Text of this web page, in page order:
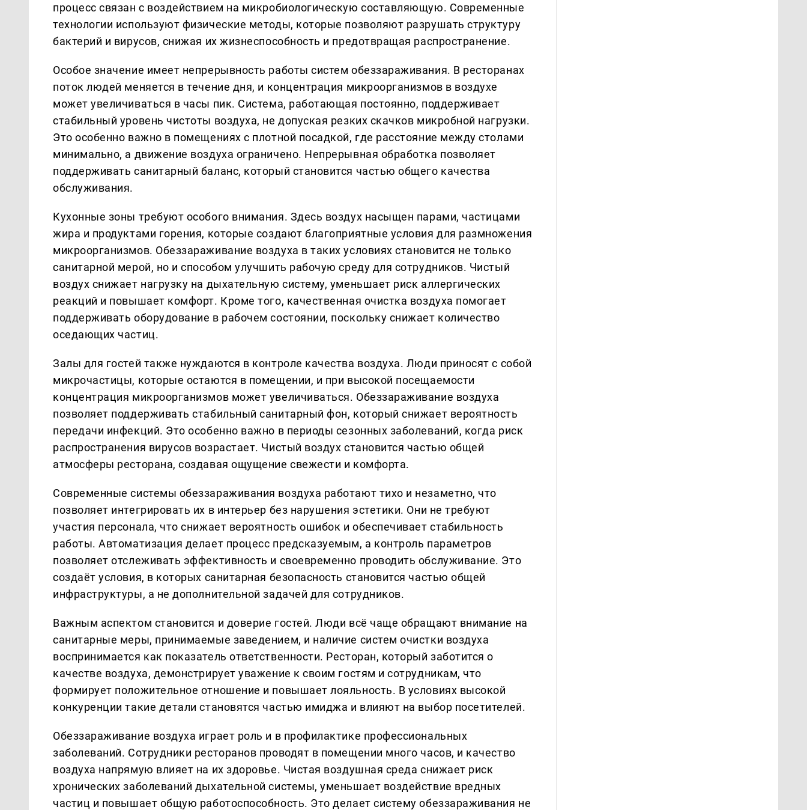
процесс связан с воздействием на микробиологическую составляющую. Современные
технологии используют физические методы, которые позволяют разрушать структуру
бактерий и вирусов, снижая их жизнеспособность и предотвращая распространение.
Особое значение имеет непрерывность работы систем обеззараживания. В ресторанах
поток людей меняется в течение дня, и концентрация микроорганизмов в воздухе
может увеличиваться в часы пик. Система, работающая постоянно, поддерживает
стабильный уровень чистоты воздуха, не допуская резких скачков микробной нагрузки.
Это особенно важно в помещениях с плотной посадкой, где расстояние между столами
минимально, а движение воздуха ограничено. Непрерывная обработка позволяет
поддерживать санитарный баланс, который становится частью общего качества
обслуживания.
Кухонные зоны требуют особого внимания. Здесь воздух насыщен парами, частицами
жира и продуктами горения, которые создают благоприятные условия для размножения
микроорганизмов. Обеззараживание воздуха в таких условиях становится не только
санитарной мерой, но и способом улучшить рабочую среду для сотрудников. Чистый
воздух снижает нагрузку на дыхательную систему, уменьшает риск аллергических
реакций и повышает комфорт. Кроме того, качественная очистка воздуха помогает
поддерживать оборудование в рабочем состоянии, поскольку снижает количество
оседающих частиц.
Залы для гостей также нуждаются в контроле качества воздуха. Люди приносят с собой
микрочастицы, которые остаются в помещении, и при высокой посещаемости
концентрация микроорганизмов может увеличиваться. Обеззараживание воздуха
позволяет поддерживать стабильный санитарный фон, который снижает вероятность
передачи инфекций. Это особенно важно в периоды сезонных заболеваний, когда риск
распространения вирусов возрастает. Чистый воздух становится частью общей
атмосферы ресторана, создавая ощущение свежести и комфорта.
Современные системы обеззараживания воздуха работают тихо и незаметно, что
позволяет интегрировать их в интерьер без нарушения эстетики. Они не требуют
участия персонала, что снижает вероятность ошибок и обеспечивает стабильность
работы. Автоматизация делает процесс предсказуемым, а контроль параметров
позволяет отслеживать эффективность и своевременно проводить обслуживание. Это
создаёт условия, в которых санитарная безопасность становится частью общей
инфраструктуры, а не дополнительной задачей для сотрудников.
Важным аспектом становится и доверие гостей. Люди всё чаще обращают внимание на
санитарные меры, принимаемые заведением, и наличие систем очистки воздуха
воспринимается как показатель ответственности. Ресторан, который заботится о
качестве воздуха, демонстрирует уважение к своим гостям и сотрудникам, что
формирует положительное отношение и повышает лояльность. В условиях высокой
конкуренции такие детали становятся частью имиджа и влияют на выбор посетителей.
Обеззараживание воздуха играет роль и в профилактике профессиональных
заболеваний. Сотрудники ресторанов проводят в помещении много часов, и качество
воздуха напрямую влияет на их здоровье. Чистая воздушная среда снижает риск
хронических заболеваний дыхательной системы, уменьшает воздействие вредных
частиц и повышает общую работоспособность. Это делает систему обеззараживания не